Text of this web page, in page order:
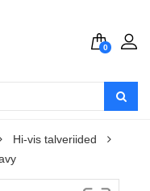
0
Hi-vis talveriided